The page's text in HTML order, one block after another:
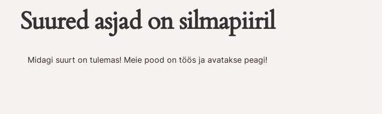
Suured asjad on silmapiiril
Midagi suurt on tulemas! Meie pood on töös ja avatakse peagi!